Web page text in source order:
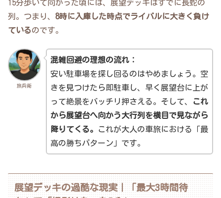
15分歩いて向かった頃には、展望デッキはすでに長蛇の
列。つまり、 8時に入庫した時点でライバルに大きく負け
ているのです。
旅兵衛
混雑回避の理想の流れ：
安い駐車場を探し回るのはやめましょう。空
きを見つけたら即駐車し、早く展望台に上が
って絶景をバッチリ押さえる。そして、
これ
から展望台へ向かう大行列を横目で見ながら
降りてくる。
これが大人の車旅における「最
高の勝ちパターン」です。
展望デッキの過酷な現実｜「最大3時間待